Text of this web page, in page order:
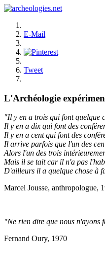
E-Mail
Tweet
L'Archéologie
"Il y en a trois qui font quelque
Il y en a dix qui font des
Il y en a cent qui font des
Il arrive parfois que l'un des
Alors l'un des trois
Mais il se tait car il n'a pas
D'ailleurs il a quelque chose à
Marcel Jousse, anthropologue,
"Ne rien dire que nous n'ayons
Fernand Oury, 1970